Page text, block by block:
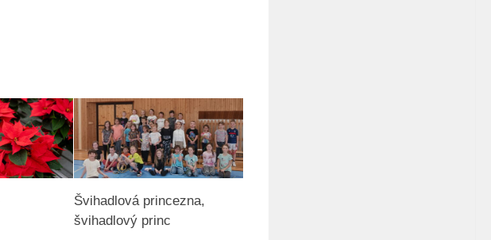
Švihadlová princezna,
švihadlový princ